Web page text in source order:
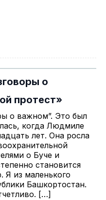
о
протест»
о важном”. Это был
когда Людмиле
лет. Она росла
о Буче и
становится
из маленького
Башкортостан.
[…]